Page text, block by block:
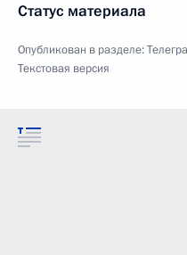
Статус материала
Опубликован в разделе:
Текстовая версия